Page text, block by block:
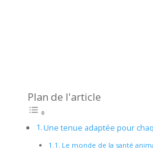
Plan de l'article
Une tenue adaptée pour
Le monde de la santé